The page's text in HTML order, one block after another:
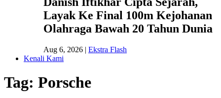
Layak Ke Final 100m Kejohanan
Olahraga Bawah 20 Tahun Dunia
Aug 6, 2026 | Ekstra Flash
Kenali Kami
Tag: Porsche